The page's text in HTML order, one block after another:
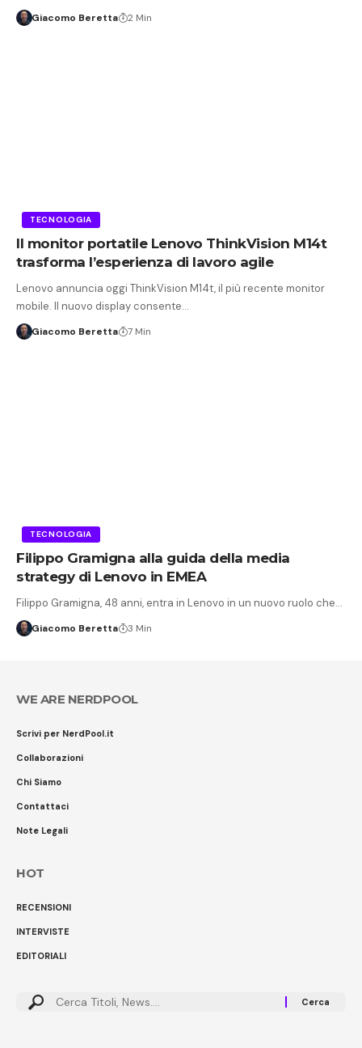
Giacomo Beretta 2 Min
TECNOLOGIA
Il monitor portatile Lenovo ThinkVision M14t
trasforma l’esperienza di lavoro agile
Lenovo annuncia oggi ThinkVision M14t, il più recente monitor
mobile. Il nuovo display consente…
Giacomo Beretta 7 Min
TECNOLOGIA
Filippo Gramigna alla guida della media
strategy di Lenovo in EMEA
Filippo Gramigna, 48 anni, entra in Lenovo in un nuovo ruolo che…
Giacomo Beretta 3 Min
WE ARE NERDPOOL
Scrivi per NerdPool.it
Collaborazioni
Chi Siamo
Contattaci
Note Legali
HOT
RECENSIONI
INTERVISTE
EDITORIALI
Cerca: